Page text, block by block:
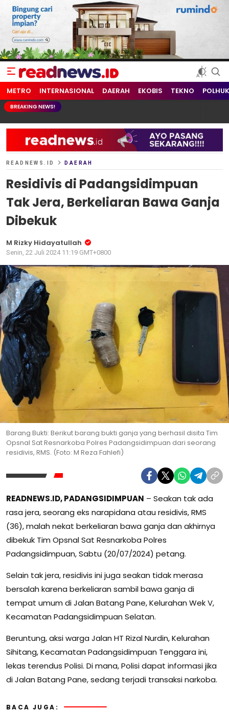
readnews.id
Berita Terkini, Update Terbaru Hari ini dari Indonesia dan Dunia
METRO INTERNASIONAL DAERAH EKOBIS TEKNO
BREAKING NEWS!
READNEWS.ID DAERAH
Residivis di Padangsidimpuan
Tak Jera, Berkeliaran Bawa Ganja
Dibekuk
M Rizky Hidayatullah
Senin, 22 Juli 2024 11:19 GMT+0800
Barang Bukti: Berikut barang bukti ganja yang berhasil disita Tim
Opsnal Sat Resnarkoba Polres Padangsidimpuan dari seorang
residivis, RMS. (Foto: M Reza Fahlefi)
READNEWS.ID, PADANGSIDIMPUAN – Seakan tak ada
rasa jera, seorang eks narapidana atau residivis, RMS
(36), malah nekat berkeliaran bawa ganja dan akhirnya
dibekuk Tim Opsnal Sat Resnarkoba Polres
Padangsidimpuan, Sabtu (20/07/2024) petang.
Selain tak jera, residivis ini juga seakan tidak merasa
bersalah karena berkeliaran sambil bawa ganja di
tempat umum di Jalan Batang Pane, Kelurahan Wek V,
Kecamatan Padangsidimpuan Selatan.
Beruntung, aksi warga Jalan HT Rizal Nurdin, Kelurahan
Sihitang, Kecamatan Padangsidimpuan Tenggara ini,
lekas terendus Polisi. Di mana, Polisi dapat informasi jika
di Jalan Batang Pane, sedang terjadi transaksi narkoba.
BACA JUGA: